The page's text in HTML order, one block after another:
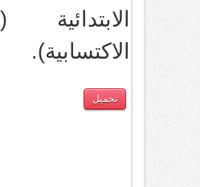
الابتدائية
الاكتسابية).
تحميل